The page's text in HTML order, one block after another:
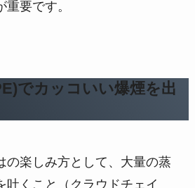
要です。
でカッコいい爆煙を出
の楽しみ方として、大量の蒸
吐くこと（クラウドチェイ